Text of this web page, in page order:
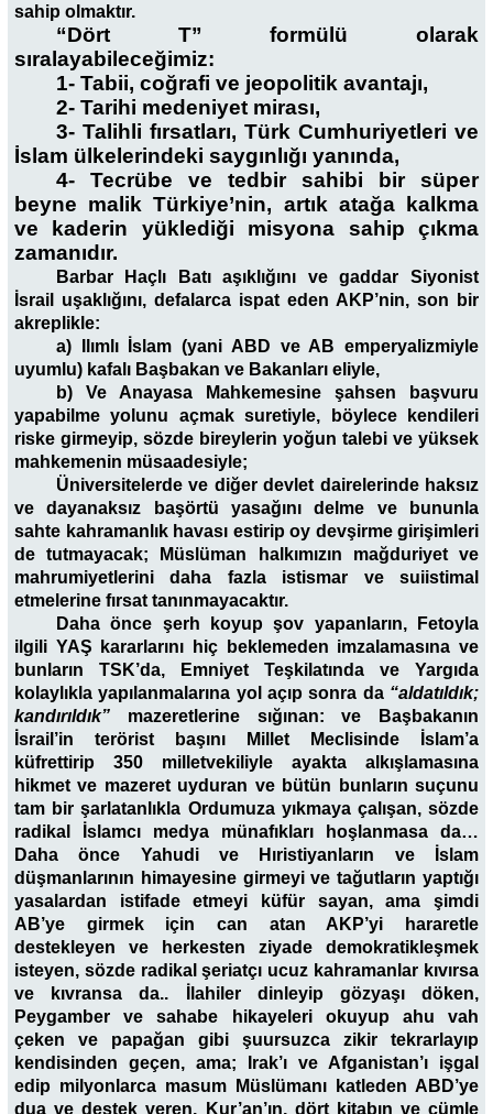
sahip olmaktır.
“Dört T” formülü olarak
sıralayabileceğimiz:
1- Tabii, coğrafi ve jeopolitik avantajı,
2- Tarihi medeniyet mirası,
3- Talihli fırsatları, Türk Cumhuriyetleri ve
İslam ülkelerindeki saygınlığı yanında,
4- Tecrübe ve tedbir sahibi bir süper
beyne malik Türkiye’nin, artık atağa kalkma
ve kaderin yüklediği misyona sahip çıkma
zamanıdır.
Barbar Haçlı Batı aşıklığını ve gaddar Siyonist
İsrail uşaklığını, defalarca ispat eden AKP’nin, son bir
akreplikle:
a) Ilımlı İslam (yani ABD ve AB emperyalizmiyle
uyumlu) kafalı Başbakan ve Bakanları eliyle,
b) Ve Anayasa Mahkemesine şahsen başvuru
yapabilme yolunu açmak suretiyle, böylece kendileri
riske girmeyip, sözde bireylerin yoğun talebi ve yüksek
mahkemenin müsaadesiyle;
Üniversitelerde ve diğer devlet dairelerinde haksız
ve dayanaksız başörtü yasağını delme ve bununla
sahte kahramanlık havası estirip oy devşirme girişimleri
de tutmayacak; Müslüman halkımızın mağduriyet ve
mahrumiyetlerini daha fazla istismar ve suiistimal
etmelerine fırsat tanınmayacaktır.
Daha önce şerh koyup şov yapanların, Fetoyla
ilgili YAŞ kararlarını hiç beklemeden imzalamasına ve
bunların TSK’da, Emniyet Teşkilatında ve Yargıda
kolaylıkla yapılanmalarına yol açıp sonra da “aldatıldık;
kandırıldık” mazeretlerine sığınan: ve Başbakanın
İsrail’in terörist başını Millet Meclisinde İslam’a
küfrettirip 350 milletvekiliyle ayakta alkışlamasına
hikmet ve mazeret uyduran ve bütün bunların suçunu
tam bir şarlatanlıkla Ordumuza yıkmaya çalışan, sözde
radikal İslamcı medya münafıkları hoşlanmasa da…
Daha önce Yahudi ve Hıristiyanların ve İslam
düşmanlarının himayesine girmeyi ve tağutların yaptığı
yasalardan istifade etmeyi küfür sayan, ama şimdi
AB’ye girmek için can atan AKP’yi hararetle
destekleyen ve herkesten ziyade demokratikleşmek
isteyen, sözde radikal şeriatçı ucuz kahramanlar kıvırsa
ve kıvransa da.. İlahiler dinleyip gözyaşı döken,
Peygamber ve sahabe hikayeleri okuyup ahu vah
çeken ve papağan gibi şuursuzca zikir tekrarlayıp
kendisinden geçen, ama; Irak’ı ve Afganistan’ı işgal
edip milyonlarca masum Müslümanı katleden ABD’ye
dua ve destek veren, Kur’an’ın, dört kitabın ve cümle